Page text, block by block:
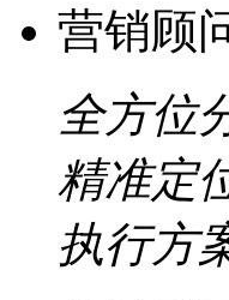
营销顾
全方位
精准定
执行方